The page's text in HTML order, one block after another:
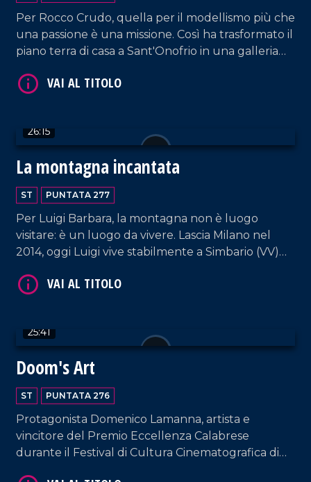
Per Rocco Crudo, quella per il modellismo più che
una passione è una missione. Così ha trasformato il
piano terra di casa a Sant'Onofrio in una galleria
opere con lo scopo di farle visitare ai giovani
26:15
La montagna incantata
ST PUNTATA 277
Per Luigi Barbara, la montagna non è luogo
visitare: è un luogo da vivere. Lascia Milano nel
2014, oggi Luigi vive stabilmente a Simbario (VV)
esperto conoscitore dei lupi e del loro habitat.
25:41
Doom's Art
ST PUNTATA 276
Protagonista Domenico Lamanna, artista e
vincitore del Premio Eccellenza Calabrese
durante il Festival di Cultura Cinematografica di
VAI AL TITOLO
VAI AL TITOLO
VAI AL TITOLO